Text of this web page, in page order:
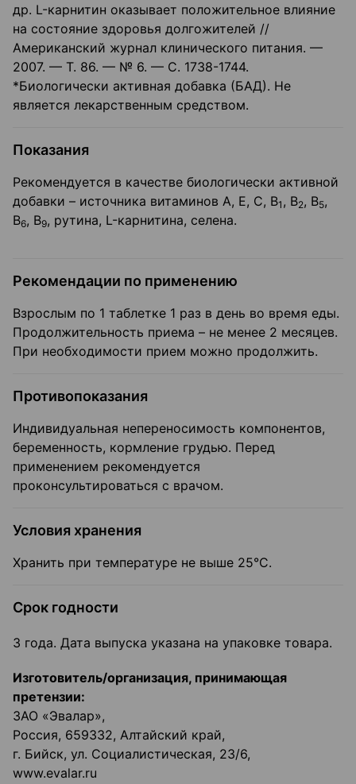
др. L-карнитин оказывает положительное влияние
на состояние здоровья долгожителей //
Американский журнал клинического питания. —
2007. — Т. 86. — № 6. — С. 1738-1744.
*Биологически активная добавка (БАД). Не
является лекарственным средством.
Показания
Рекомендуется в качестве биологически активной
добавки – источника витаминов A, E, C, B1 , B2, B5,
B6, В9, рутина, L-карнитина, селена.
Рекомендации по применению
Взрослым по 1 таблетке 1 раз в день во время еды.
Продолжительность приема – не менее 2 месяцев.
При необходимости прием можно продолжить.
Противопоказания
Индивидуальная непереносимость компонентов,
беременность, кормление грудью. Перед
применением рекомендуется
проконсультироваться с врачом.
Условия хранения
Хранить при температуре не выше 25°С.
Срок годности
3 года. Дата выпуска указана на упаковке товара.
Изготовитель/организация, принимающая
претензии:
ЗАО «Эвалар»,
Россия, 659332, Алтайский край,
г. Бийск, ул. Социалистическая, 23/6,
www.evalar.ru